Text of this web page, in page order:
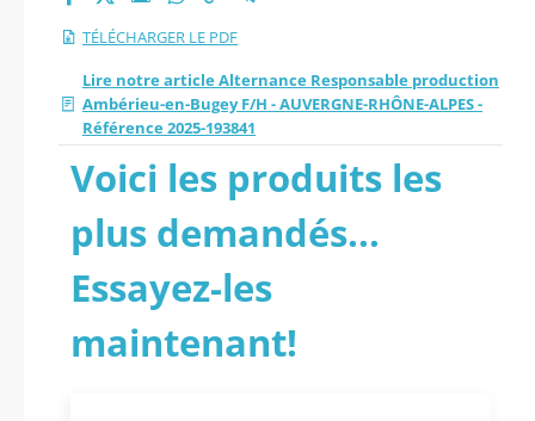
TÉLÉCHARGER LE PDF
Lire notre article Alternance Responsable production
Ambérieu-en-Bugey F/H - AUVERGNE-RHÔNE-ALPES -
Référence 2025-193841
Voici les produits les
plus demandés...
Essayez-les
maintenant!